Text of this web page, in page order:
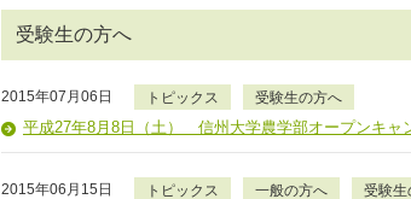
受験生の方へ
2015年07月06日 トピックス 受験生の方へ
平成27年8月8日（土） 信州大学農学部オープンキャ
2015年06月15日 トピックス 一般の方へ 受験生